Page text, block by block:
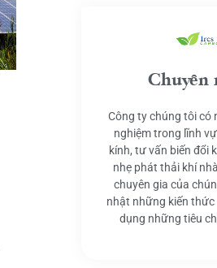
Chuyên
Công ty chúng tôi có
nghiệm trong lĩnh
kính, tư vấn biến đổi
nhẹ phát thải khí
chuyên gia của
nhật những kiến
dụng những tiêu